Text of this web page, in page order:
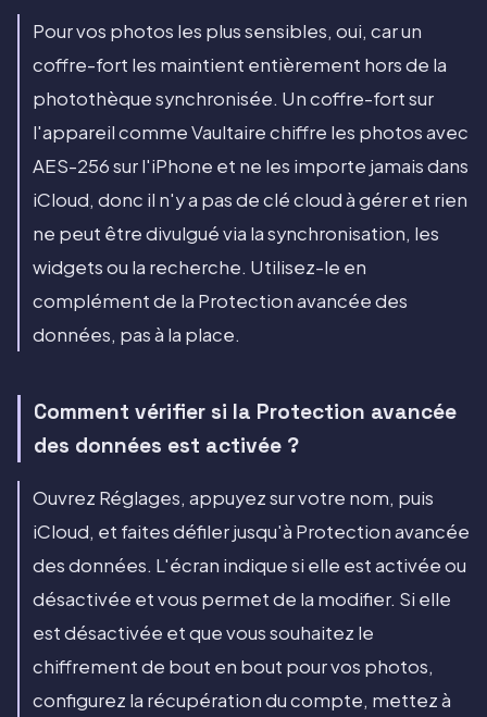
Pour vos photos les plus sensibles, oui, car un
coffre-fort les maintient entièrement hors de la
photothèque synchronisée. Un coffre-fort sur
l'appareil comme Vaultaire chiffre les photos avec
AES-256 sur l'iPhone et ne les importe jamais dans
iCloud, donc il n'y a pas de clé cloud à gérer et rien
ne peut être divulgué via la synchronisation, les
widgets ou la recherche. Utilisez-le en
complément de la Protection avancée des
données, pas à la place.
Comment vérifier si la Protection avancée
des données est activée ?
Ouvrez Réglages, appuyez sur votre nom, puis
iCloud, et faites défiler jusqu'à Protection avancée
des données. L'écran indique si elle est activée ou
désactivée et vous permet de la modifier. Si elle
est désactivée et que vous souhaitez le
chiffrement de bout en bout pour vos photos,
configurez la récupération du compte, mettez à